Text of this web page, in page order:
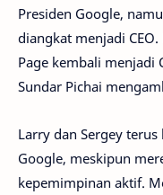
Presiden Google,
diangkat menjadi
Page kembali menjadi
Sundar Pichai
Larry dan Sergey
Google, meskipun
kepemimpinan aktif.